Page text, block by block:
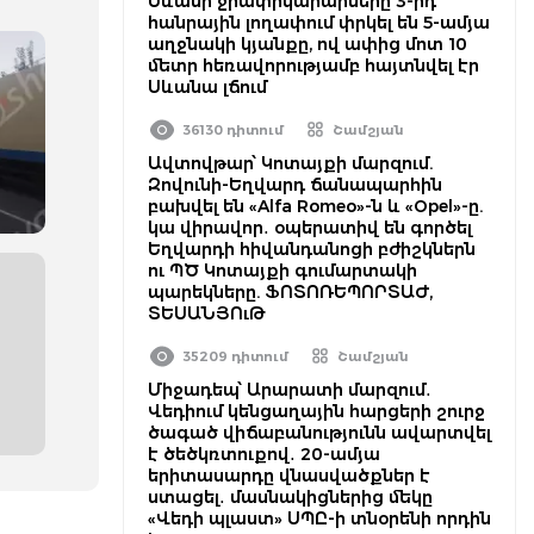
հանրային լողափում փրկել են 5-ամյա
աղջնակի կյանքը, ով ափից մոտ 10
մետր հեռավորությամբ հայտնվել էր
Սևանա լճում
36130 դիտում Շամշյան
Ավտովթար՝ Կոտայքի մարզում.
Զովունի-Եղվարդ ճանապարհին
բախվել են «Alfa Romeo»-ն և «Opel»-ը.
կա վիրավոր․ օպերատիվ են գործել
Եղվարդի հիվանդանոցի բժիշկներն
ու ՊԾ Կոտայքի գումարտակի
պարեկները. ՖՈՏՈՌԵՊՈՐՏԱԺ,
ՏԵՍԱՆՅՈւԹ
35209 դիտում Շամշյան
Միջադեպ՝ Արարատի մարզում․
Վեդիում կենցաղային հարցերի շուրջ
ծագած վիճաբանությունն ավարտվել
է ծեծկռտուքով․ 20-ամյա
երիտասարդը վնասվածքներ է
ստացել․ մասնակիցներից մեկը
«Վեդի պլաստ» ՍՊԸ-ի տնօրենի որդին